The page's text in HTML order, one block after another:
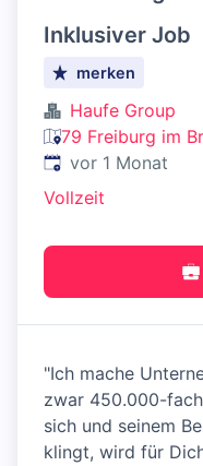
Inklusiver Job
merken
Haufe Group
79 Freiburg im
Veröffentlicht:
vor 1 Monat
Vollzeit
"Ich mache
zwar 450.000-
sich und seinem
klingt, wird für